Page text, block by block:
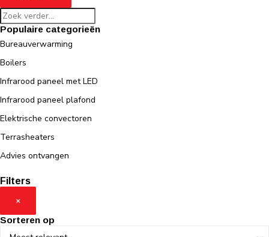
Populaire categorieën
Bureauverwarming
Boilers
Infrarood paneel met LED
Infrarood paneel plafond
Elektrische convectoren
Terrasheaters
Advies ontvangen
Filters
×
Sorteren op